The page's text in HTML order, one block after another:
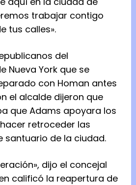
trabajar contigo
tus calles».
del
Nueva York que se
con Homan antes
el alcalde dijeron que
que Adams apoyara los
retroceder las
santuario de la ciudad.
dijo el concejal
calificó la reapertura de